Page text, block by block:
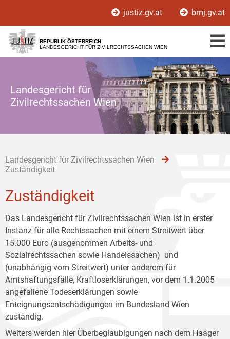
[1]
[2]
[3]
justiz.gv.at bmj.gv.at
REPUBLIK ÖSTERREICH
LANDESGERICHT FÜR ZIVILRECHTSSACHEN WIEN
Landesgericht für
Zivilrechtssachen Wien
Landesgericht für Zivilrechtssachen Wien
Zuständigkeit
Zuständigkeit
Das Landesgericht für Zivilrechtssachen Wien ist in erster
Instanz für alle Rechtssachen mit einem Streitwert über
15.000 Euro (ausgenommen Arbeits- und
Sozialrechtssachen sowie Handelssachen) und
(unabhängig vom Streitwert) unter anderem für
Amtshaftungsfälle, Kraftloserklärungen, vor dem 1.1.2005
angefallene Todeserklärungen sowie
Enteignungsentschädigungen im Bundesland Wien
zuständig.
Weiters werden hier Überbeglaubigungen nach dem Haager